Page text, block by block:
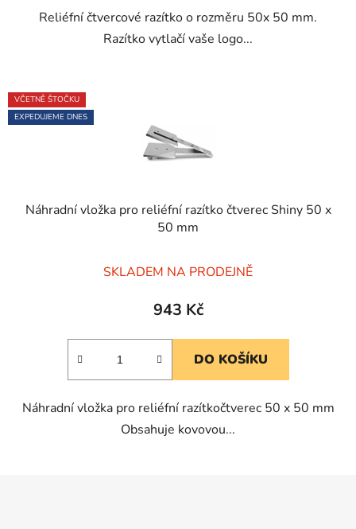
hvězdiček.
Reliéfní čtvercové razítko o rozměru 50x 50 mm.
Razítko vytlačí vaše logo...
VČETNĚ ŠTOČKU
EXPEDUJEME DNES
Náhradní vložka pro reliéfní razítko čtverec Shiny 50 x
50 mm
hodnocení
produktu
5,0
hvězdiček.
SKLADEM NA PRODEJNĚ
943 Kč
DO KOŠÍKU
Náhradní vložka pro reliéfní razítkočtverec 50 x 50 mm
Obsahuje kovovou...